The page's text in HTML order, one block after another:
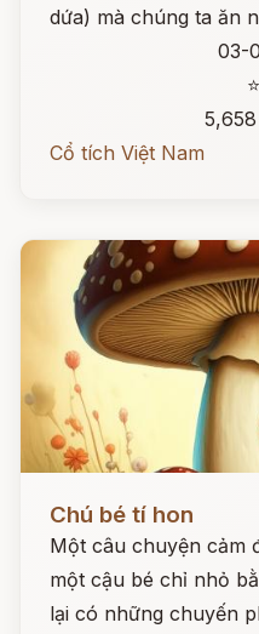
dứa) mà chúng ta ăn
03-
Cổ tích Việt Nam
Chú bé tí hon
Một câu chuyện cảm
một cậu bé chỉ nhỏ
lại có những chuyến